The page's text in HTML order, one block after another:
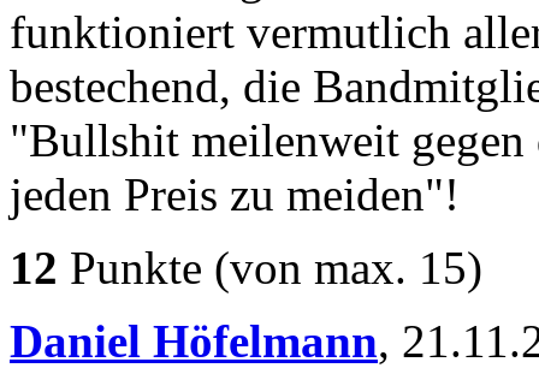
funktioniert vermutlich
bestechend, die
"Bullshit meilenweit
jeden Preis zu meiden"!
12 Punkte (von max. 15)
Daniel Höfelmann,